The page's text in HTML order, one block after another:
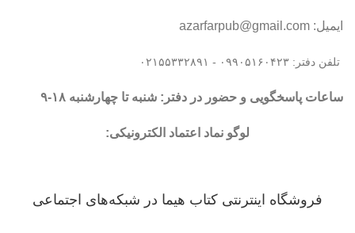
ایمیل: azarfarpub@gmail.com
تلفن دفتر: ۰۹۹۰۵۱۶۰۴۲۳ - ۰۲۱۵۵۳۳۲۸۹۱
ساعات پاسخگویی و حضور در دفتر: شنبه تا چهارشنبه ۱۸-۹
لوگو نماد اعتماد الکترونیکی:
فروشگاه اینترنتی کتاب هیما در شبکه‌‌های اجتماعی